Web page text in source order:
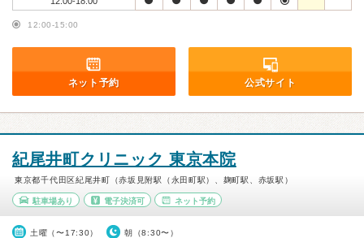
12:00-15:00
ネット予約 公式サイト
紀尾井町クリニック 東京本院
東京都千代田区紀尾井町（赤坂見附駅（永田町駅）、麹町駅、赤坂駅）
駐車場あり 電子決済可 ネット予約
土曜（〜17:30） 朝（8:30〜）